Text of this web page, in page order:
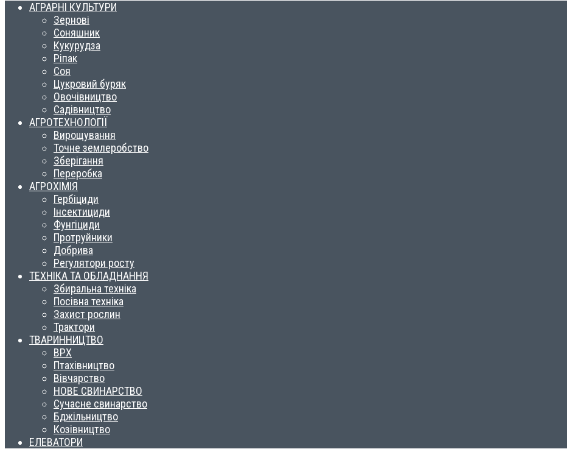
АГРАРНІ КУЛЬТУРИ
Зернові
Соняшник
Кукурудза
Ріпак
Соя
Цукровий буряк
Овочівництво
Садівництво
АГРОТЕХНОЛОГІЇ
Вирощування
Точне землеробство
Зберігання
Переробка
АГРОХІМІЯ
Гербіциди
Інсектициди
Фунгіциди
Протруйники
Добрива
Регулятори росту
ТЕХНІКА ТА ОБЛАДНАННЯ
Збиральна техніка
Посівна техніка
Захист рослин
Трактори
ТВАРИННИЦТВО
ВРХ
Птахівництво
Вівчарство
НОВЕ СВИНАРСТВО
Сучасне свинарство
Бджільництво
Козівництво
ЕЛЕВАТОРИ